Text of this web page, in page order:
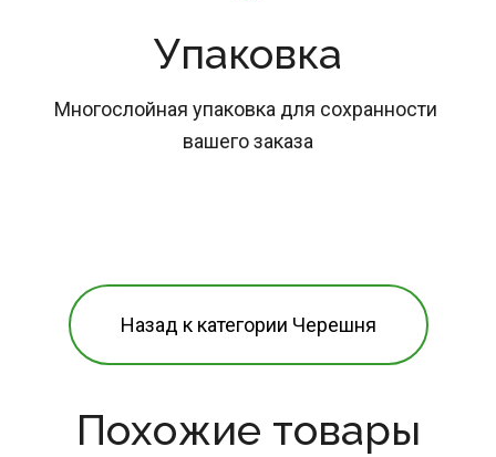
Упаковка
Многослойная упаковка для сохранности
вашего заказа
Назад к категории Черешня
Похожие товары